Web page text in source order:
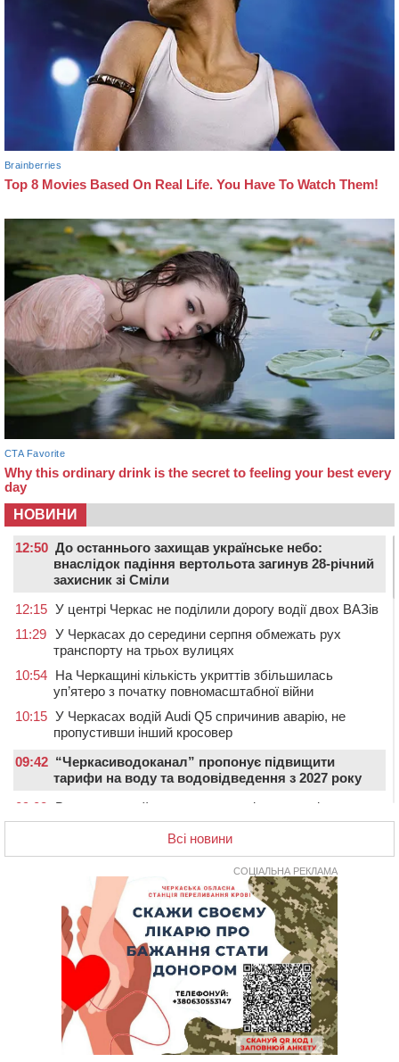
НОВИНИ
12:50 До останнього захищав українське небо:
внаслідок падіння вертольота загинув 28-річний
захисник зі Сміли
12:15 У центрі Черкас не поділили дорогу водії двох ВАЗів
11:29 У Черкасах до середини серпня обмежать рух
транспорту на трьох вулицях
10:54 На Черкащині кількість укриттів збільшилась
уп’ятеро з початку повномасштабної війни
10:15 У Черкасах водій Audi Q5 спричинив аварію, не
пропустивши інший кросовер
09:42 “Черкасиводоканал” пропонує підвищити
тарифи на воду та водовідведення з 2027 року
09:08
Встановити гойдалки, карусель і закупити іграшки: у
Черкасах просять покращити умови в дитсадку
08:22 “На щиті” у Чорнобаївську громаду повертається
полеглий біля Кліщіївки воїн
Понад 968 мільйонів гривень земельного податку
сплатили на Черкащині
06 СЕРПНЯ 2026, ЧЕТВЕР
Вісім медалей, з яких чотири золоті: черкаські
спортсмени тріумфували на чемпіонаті України
На Черкащині спека протримається ще день
Педагогів Черкас запрошують на зустріч із
переможцем Global Teacher Prize Ukraine 2023
Всі новини
СОЦІАЛЬНА РЕКЛАМА